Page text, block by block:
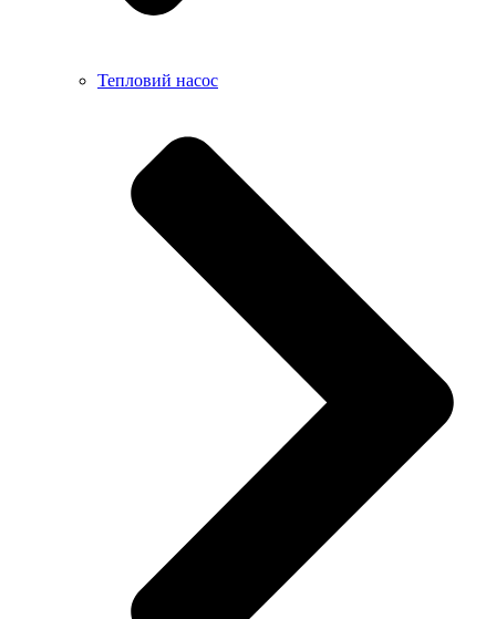
Тепловий насос